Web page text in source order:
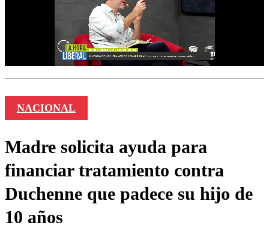
NACIONAL
Madre solicita ayuda para
financiar tratamiento contra
Duchenne que padece su hijo de
10 años